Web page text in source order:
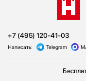
+7 (495) 120-41-03
Написать: Telegram